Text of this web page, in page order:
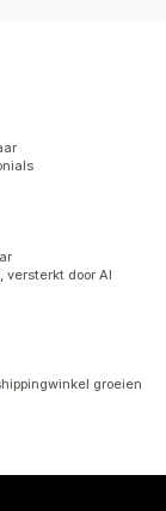
versterkt door AI
groeien